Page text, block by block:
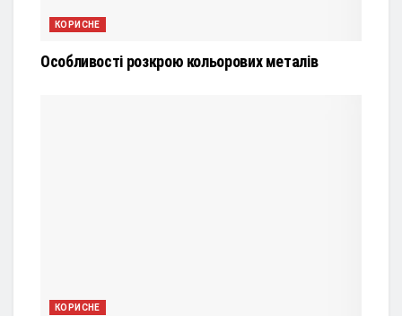
КОРИСНЕ
Особливості розкрою кольорових металів
КОРИСНЕ